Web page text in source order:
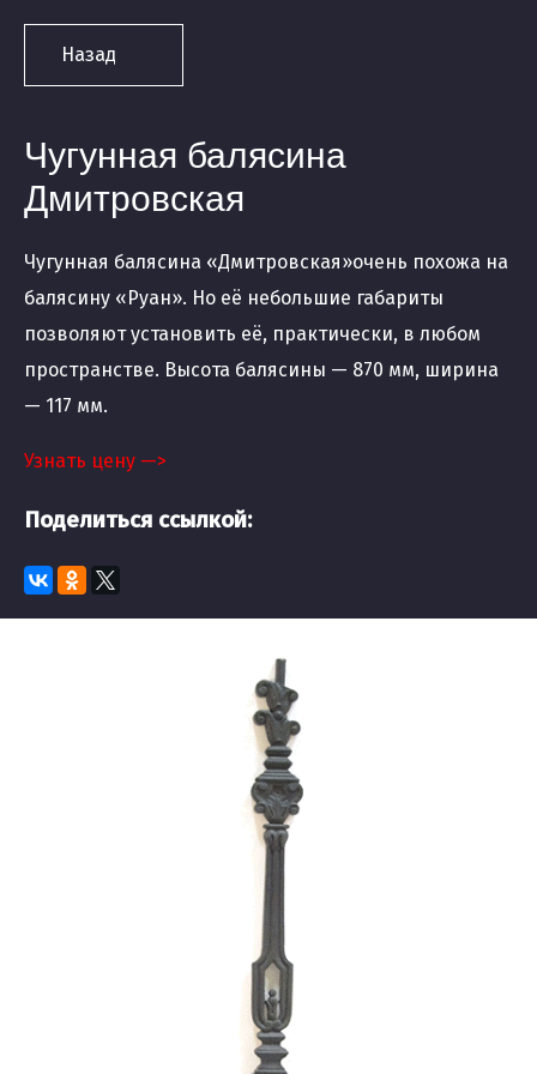
Назад
Чугунная балясина
Дмитровская
Чугунная балясина «Дмитровская»очень похожа на
балясину «Руан». Но её небольшие габариты
позволяют установить её, практически, в любом
пространстве. Высота балясины — 870 мм, ширина
— 117 мм.
Узнать цену —>
Поделиться ссылкой: